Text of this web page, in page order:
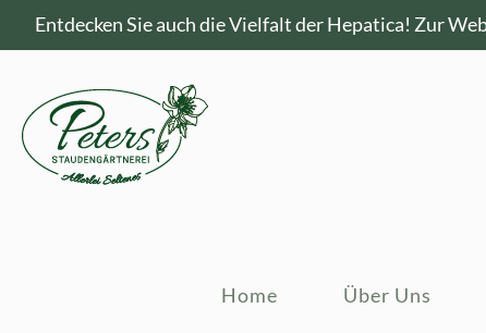
Entdecken Sie auch die Vielfalt der Hepatica! Zur
Home Über Uns